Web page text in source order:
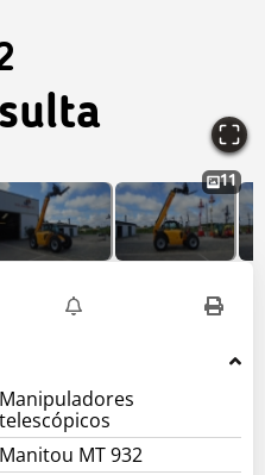
11
Manipuladores
telescópicos
Manitou MT 932